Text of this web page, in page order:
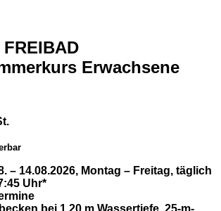
Erwachsene​
– 14.08.2026, Montag – Freitag, täglich
Uhr*
bei 1,20 m Wassertiefe, 25-m-